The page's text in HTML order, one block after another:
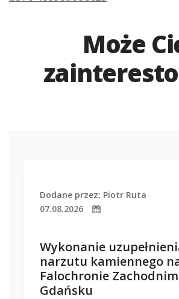
Może
Dodane przez: Piotr Ruta
07.08.2026
Wykonanie
narzutu kamiennego
Falochronie
Gdańsku